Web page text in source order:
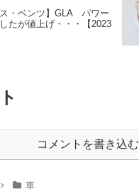
ス・ベンツ】GLA パワー
たが値上げ・・・【2023
コメントを書き込む
車